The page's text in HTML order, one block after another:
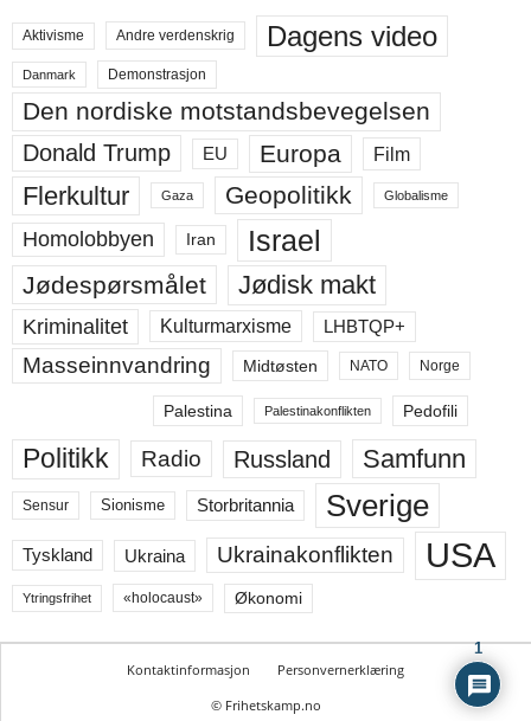
Aktivisme Andre verdenskrig Dagens video
Danmark Demonstrasjon
Den nordiske motstandsbevegelsen
Donald Trump EU Europa Film
Flerkultur Gaza Geopolitikk Globalisme
Homolobbyen Iran Israel
Jødespørsmålet Jødisk makt
Kriminalitet Kulturmarxisme LHBTQP+
Masseinnvandring Midtøsten NATO Norge
Palestina Palestinakonflikten Pedofili
Politikk Radio Russland Samfunn
Sensur Sionisme Storbritannia Sverige
Tyskland Ukraina Ukrainakonflikten USA
Ytringsfrihet «holocaust» Økonomi
Kontaktinformasjon
Personvernerklæring
© Frihetskamp.no
1